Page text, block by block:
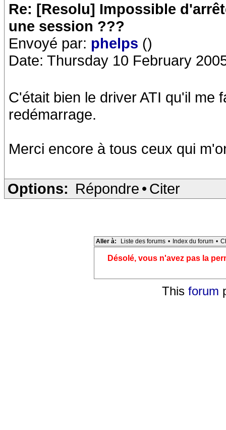
Re: [Resolu] Impossible
une session ???
Envoyé par: phelps ()
Date: Thursday 10 February
C'était bien le driver ATI qu'il me
redémarrage.
Merci encore à tous ceux qui
Options: Répondre • Citer
Aller à: Liste des forums • Index du forum •
Désolé, vous n'avez pas la
This forum